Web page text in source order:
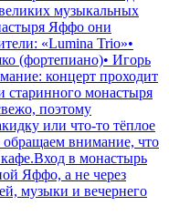
музыкальных
Яффо они
«Lumina Trio»•
(фортепиано)• Игорь
концерт проходит
старинного монастыря
поэтому
или что-то тёплое
внимание, что
в монастырь
Яффо, а не через
музыки и вечернего